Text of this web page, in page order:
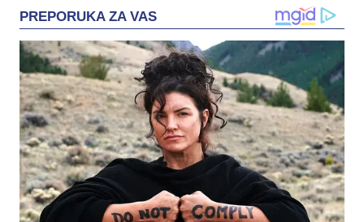
PREPORUKA ZA VAS